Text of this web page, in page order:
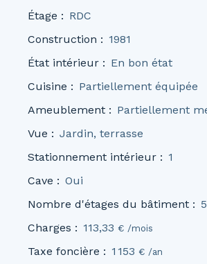
Étage : RDC
Construction : 1981
État intérieur : En bon état
Cuisine : Partiellement équipée
Ameublement : Partiellement
Vue : Jardin, terrasse
Stationnement intérieur : 1
Cave : Oui
Nombre d'étages du bâtiment : 5
Charges : 113,33 € /mois
Taxe foncière : 1 153 € /an